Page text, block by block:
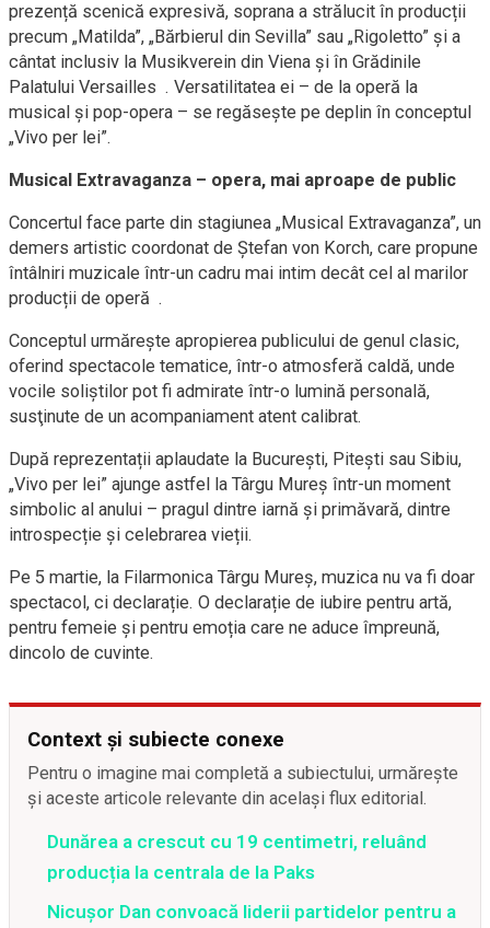
prezență scenică expresivă, soprana a strălucit în producții
precum „Matilda”, „Bărbierul din Sevilla” sau „Rigoletto” și a
cântat inclusiv la Musikverein din Viena și în Grădinile
Palatului Versailles . Versatilitatea ei – de la operă la
musical și pop-opera – se regăsește pe deplin în conceptul
„Vivo per lei”.
Musical Extravaganza – opera, mai aproape de public
Concertul face parte din stagiunea „Musical Extravaganza”, un
demers artistic coordonat de Ștefan von Korch, care propune
întâlniri muzicale într-un cadru mai intim decât cel al marilor
producții de operă .
Conceptul urmărește apropierea publicului de genul clasic,
oferind spectacole tematice, într-o atmosferă caldă, unde
vocile soliştilor pot fi admirate într-o lumină personală,
susţinute de un acompaniament atent calibrat.
După reprezentații aplaudate la București, Pitești sau Sibiu,
„Vivo per lei” ajunge astfel la Târgu Mureș într-un moment
simbolic al anului – pragul dintre iarnă și primăvară, dintre
introspecție și celebrarea vieții.
Pe 5 martie, la Filarmonica Târgu Mureș, muzica nu va fi doar
spectacol, ci declarație. O declarație de iubire pentru artă,
pentru femeie și pentru emoția care ne aduce împreună,
dincolo de cuvinte.
Context și subiecte conexe
Pentru o imagine mai completă a subiectului, urmărește
și aceste articole relevante din același flux editorial.
Dunărea a crescut cu 19 centimetri, reluând
producția la centrala de la Paks
Nicușor Dan convoacă liderii partidelor pentru a